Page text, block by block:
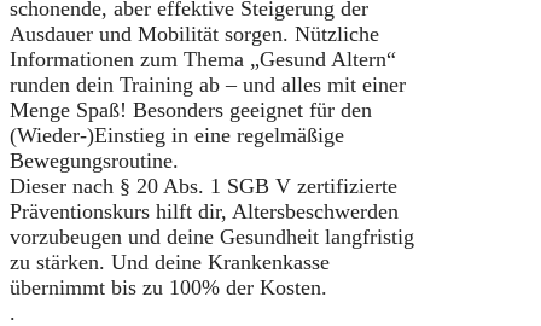
schonende, aber effektive Steigerung der
Ausdauer und Mobilität sorgen. Nützliche
Informationen zum Thema „Gesund Altern“
runden dein Training ab – und alles mit einer
Menge Spaß! Besonders geeignet für den
(Wieder-)Einstieg in eine regelmäßige
Bewegungsroutine.
Dieser nach § 20 Abs. 1 SGB V zertifizierte
Präventionskurs hilft dir, Altersbeschwerden
vorzubeugen und deine Gesundheit langfristig
zu stärken. Und deine Krankenkasse
übernimmt bis zu 100% der Kosten.
.